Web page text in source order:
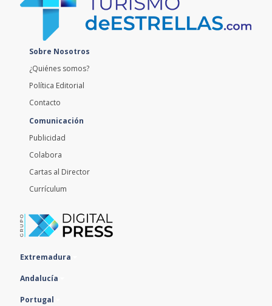
Sobre Nosotros
¿Quiénes somos?
Política Editorial
Contacto
Comunicación
Publicidad
Colabora
Cartas al Director
Currículum
Extremadura
Andalucía
Portugal